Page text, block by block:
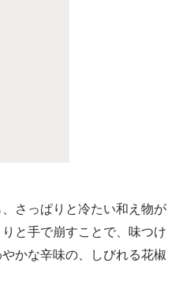
さっぱりと冷たい和え物が
と手で崩すことで、味つけ
かな辛味の、しびれる花椒